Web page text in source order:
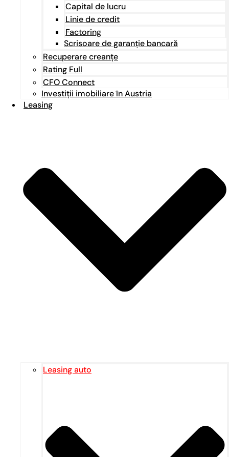
Capital de lucru
Linie de credit
Factoring
Scrisoare de garanție bancară
Recuperare creanțe
Rating Full
CFO Connect
Investiții imobiliare în Austria
Leasing
Leasing auto